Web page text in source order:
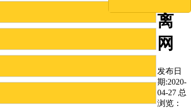
离
网
发布日
期:2020-
04-27 总
浏览：